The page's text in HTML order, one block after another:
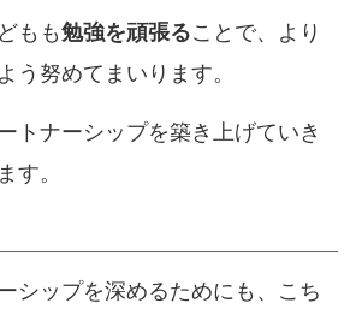
もも勉強を頑張ることで、より
う努めてまいります。
トナーシップを築き上げていき
す。
シップを深めるためにも、こち